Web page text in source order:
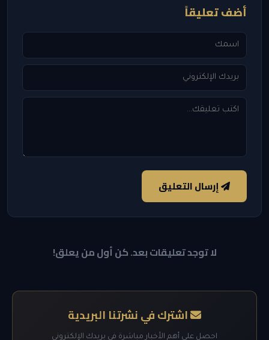
أضف تعليقاً
إرسال التعليق
لا توجد تعليقات بعد. كن أول من يعلق!
اشترك في نشرتنا البريدية
احصل على أهم الأخبار مباشرة في بريدك الإلكتروني